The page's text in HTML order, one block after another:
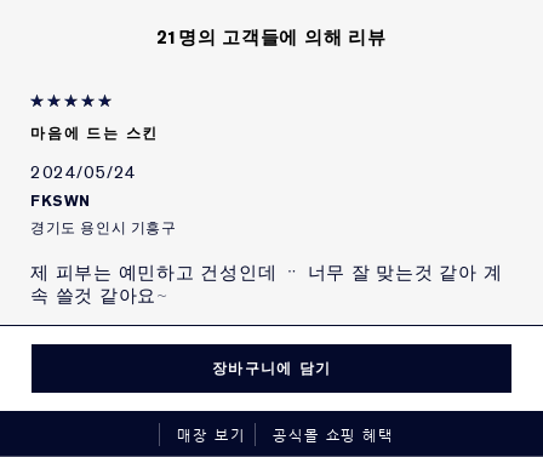
21명의 고객들에 의해 리뷰
마음에 드는 스킨
2024/05/24
FKSWN
경기도 용인시 기흥구
제 피부는 예민하고 건성인데 ᆢ 너무 잘 맞는것 같아 계
속 쓸것 같아요~
이 제품을 처음 사용 해 봅니
다.
예
이 제품을 재 구매 할 의사가
이 제품을추천합니다
장바구니에 담기
장바구니에 담기
매장 보기 공식몰 쇼핑 혜택